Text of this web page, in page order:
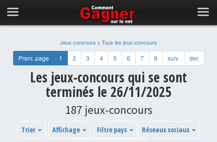
Jeux-concours > Tous les jeux-concours
Prem. page 1 2 3 4 5 6 7 8 suiv. der.
Les jeux-concours qui se sont
terminés le 26/11/2025
187 jeux-concours
Trier Affichage Filtre pays
Réseaux sociaux